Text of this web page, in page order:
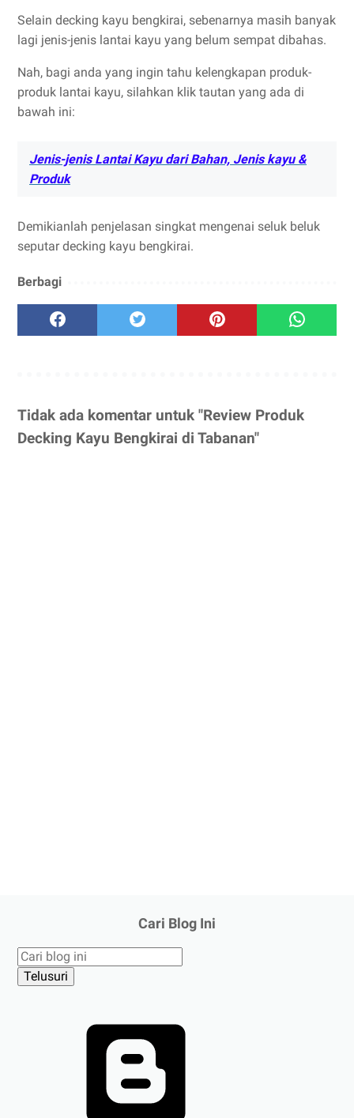
Selain decking kayu bengkirai, sebenarnya masih banyak
lagi jenis-jenis lantai kayu yang belum sempat dibahas.
Nah, bagi anda yang ingin tahu kelengkapan produk-
produk lantai kayu, silahkan klik tautan yang ada di
bawah ini:
Jenis-jenis Lantai Kayu dari Bahan, Jenis kayu &
Produk
Demikianlah penjelasan singkat mengenai seluk beluk
seputar decking kayu bengkirai.
Berbagi
Tidak ada komentar untuk "Review Produk
Decking Kayu Bengkirai di Tabanan"
Cari Blog Ini